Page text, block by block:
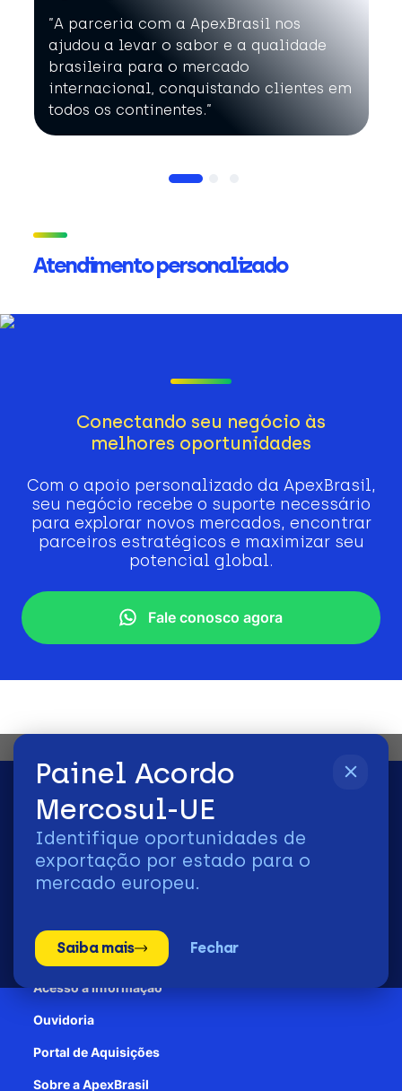
”A parceria com a ApexBrasil nos
ajudou a levar o sabor e a qualidade
brasileira para o mercado
internacional, conquistando clientes em
todos os continentes.”
Atendimento personalizado
Conectando seu negócio às
melhores oportunidades
Com o apoio personalizado da ApexBrasil,
seu negócio recebe o suporte necessário
para explorar novos mercados, encontrar
parceiros estratégicos e maximizar seu
potencial global.
Fale conosco agora
Painel Acordo
Mercosul-UE
Identifique oportunidades de
exportação por estado para o
mercado europeu.
Saiba mais Fechar
2026 | © Todos os Direitos Reservados - ApexBrasil
Patrocínio
Acesso à informação
Ouvidoria
Portal de Aquisições
Sobre a ApexBrasil